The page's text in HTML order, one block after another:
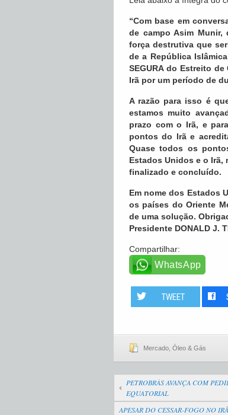
“Com base em
de campo Asim
força destrutiva que
de a República
SEGURA do Estreito
Irã por um período de
A razão para isso é
estamos muito
prazo com o Irã, e
pontos do Irã e
Quase todos os
Estados Unidos e o Irã,
finalizado e concluído.
Em nome dos Estados
os países do Oriente
de uma solução.
Presidente DONALD J.
Compartilhar:
WhatsApp
TWEET
Mercado Óleo & Gás
PETROBRÁS AVANÇA COM
EQUATORIAL
APESAR DO CESSAR-FOGO NO